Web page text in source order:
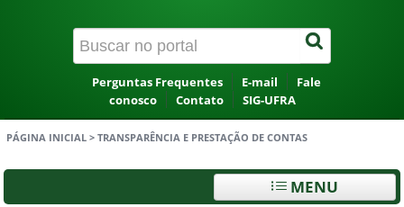
Perguntas Frequentes E-mail
Fale
conosco
Contato SIG-UFRA
PÁGINA INICIAL > TRANSPARÊNCIA E PRESTAÇÃO DE CONTAS
MENU